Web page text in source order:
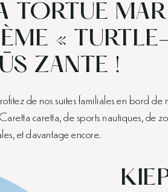
TORTUE
«
ZANTE !
de nos suites familiales en bord de
caretta, de sports nautiques, de
et davantage encore.